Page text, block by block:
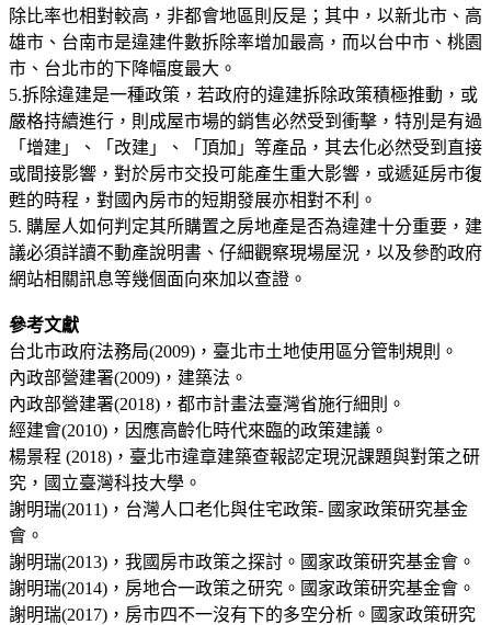
除比率也相對較高，非都會地區則反是；其中，以新北市、高
雄市、台南市是違建件數拆除率增加最高，而以台中市、桃園
市、台北市的下降幅度最大。
5.拆除違建是一種政策，若政府的違建拆除政策積極推動，或
嚴格持續進行，則成屋市場的銷售必然受到衝擊，特別是有過
「增建」、「改建」、「頂加」等產品，其去化必然受到直接
或間接影響，對於房市交投可能產生重大影響，或遞延房市復
甦的時程，對國內房市的短期發展亦相對不利。
5. 購屋人如何判定其所購置之房地產是否為違建十分重要，建
議必須詳讀不動產說明書、仔細觀察現場屋況，以及參酌政府
網站相關訊息等幾個面向來加以查證。
參考文獻
台北市政府法務局(2009)，臺北市土地使用區分管制規則。
內政部營建署(2009)，建築法。
內政部營建署(2018)，都市計畫法臺灣省施行細則。
經建會(2010)，因應高齡化時代來臨的政策建議。
楊景程 (2018)，臺北市違章建築查報認定現況課題與對策之研
究，國立臺灣科技大學。
謝明瑞(2011)，台灣人口老化與住宅政策- 國家政策研究基金
會。
謝明瑞(2013)，我國房市政策之探討。國家政策研究基金會。
謝明瑞(2014)，房地合一政策之研究。國家政策研究基金會。
謝明瑞(2017)，房市四不一沒有下的多空分析。國家政策研究